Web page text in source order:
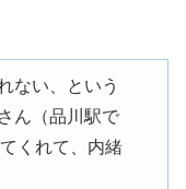
ない、という
ん（品川駅で
くれて、内緒